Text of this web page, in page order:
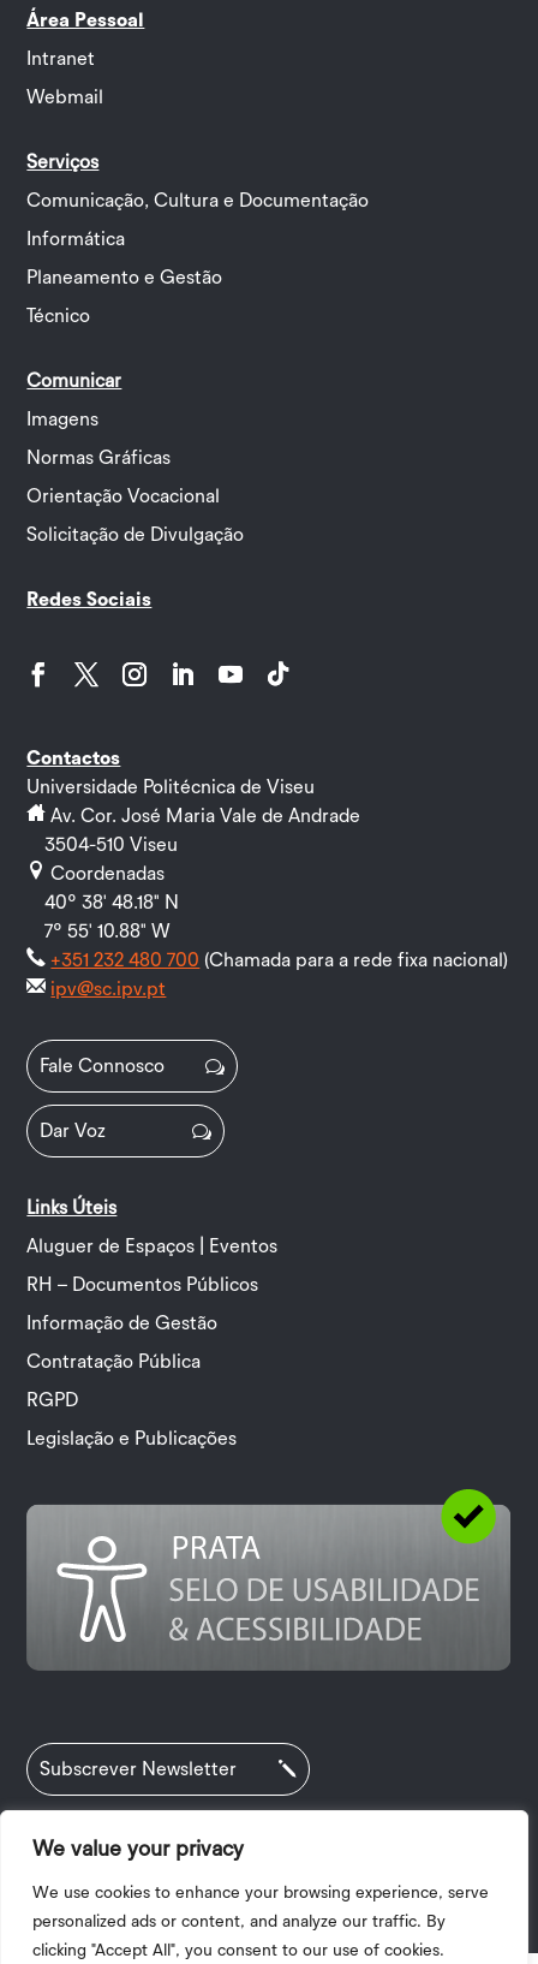
We value your privacy
We use cookies to enhance your browsing experience, serve
personalized ads or content, and analyze our traffic. By
clicking "Accept All", you consent to our use of cookies.
Área Pessoal
Intranet
Webmail
Serviços
Comunicação, Cultura e Documentação
Informática
Planeamento e Gestão
Técnico
Comunicar
Imagens
Normas Gráficas
Orientação Vocacional
Solicitação de Divulgação
Redes Sociais
Contactos
Universidade Politécnica de Viseu
Av. Cor. José Maria Vale de Andrade
3504-510 Viseu
Coordenadas
40º 38' 48.18" N
7º 55' 10.88" W
+351 232 480 700 (Chamada para a rede fixa nacional)
ipv@sc.ipv.pt
Fale Connosco
Dar Voz
Links Úteis
Aluguer de Espaços | Eventos
RH – Documentos Públicos
Informação de Gestão
Contratação Pública
RGPD
Legislação e Publicações
Subscrever Newsletter
| 2025 © Copyright I.P.V.